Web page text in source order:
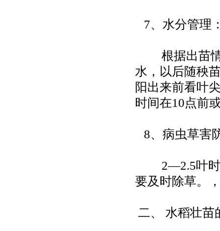
7、水分管理
根据出苗情
水，以后随秧
阳出来前看叶
时间在10点前
8、病虫草害
2—2.5叶时用
要及时除草。
二、 水稻壮苗